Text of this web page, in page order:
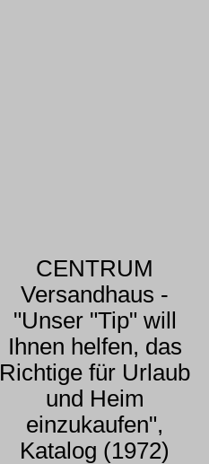
CENTRUM
Versandhaus -
"Unser "Tip" will
Ihnen helfen, das
Richtige für Urlaub
und Heim
einzukaufen",
Katalog (1972)